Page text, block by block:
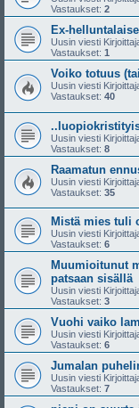
Vastaukset: 2
Ex-
Uusin viesti
Vastaukset: 1
Voiko totuus
Uusin viesti
Vastaukset: 40
Uusin viesti
Vastaukset: 8
Raamatun
Uusin viesti
Vastaukset: 35
Mistä mies tuli
Uusin viesti
Vastaukset: 6
Muumioitunut
patsaan sisällä
Uusin viesti
Vastaukset: 3
Vuohi vaiko
Uusin viesti
Vastaukset: 6
Jumalan
Uusin viesti
Vastaukset: 7